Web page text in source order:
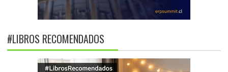
#LIBROS RECOMENDADOS